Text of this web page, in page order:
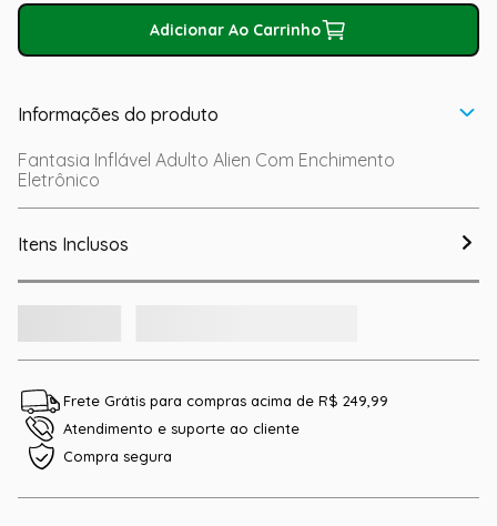
Adicionar Ao Carrinho
Informações do produto
Fantasia Inflável Adulto Alien Com Enchimento
Eletrônico
Itens Inclusos
Frete Grátis para compras acima de R$ 249,99
Atendimento e suporte ao cliente
Compra segura